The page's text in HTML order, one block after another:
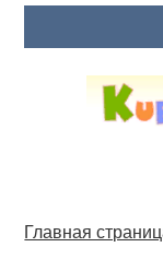
Главная